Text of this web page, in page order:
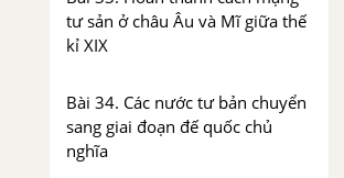
tư sản ở châu Âu và Mĩ giữa thế
kỉ XIX
Bài 34. Các nước tư bản chuyển
sang giai đoạn đế quốc chủ
nghĩa